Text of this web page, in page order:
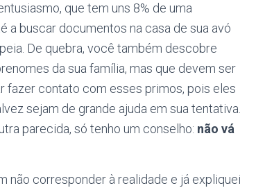
que tem uns 8% de uma
a buscar documentos na casa de sua avó
De quebra, você também descobre
da sua família, mas que devem ser
fazer contato com esses primos, pois eles
sejam de grande ajuda em sua tentativa.
parecida, só tenho um conselho: não vá
não corresponder à realidade e já expliquei